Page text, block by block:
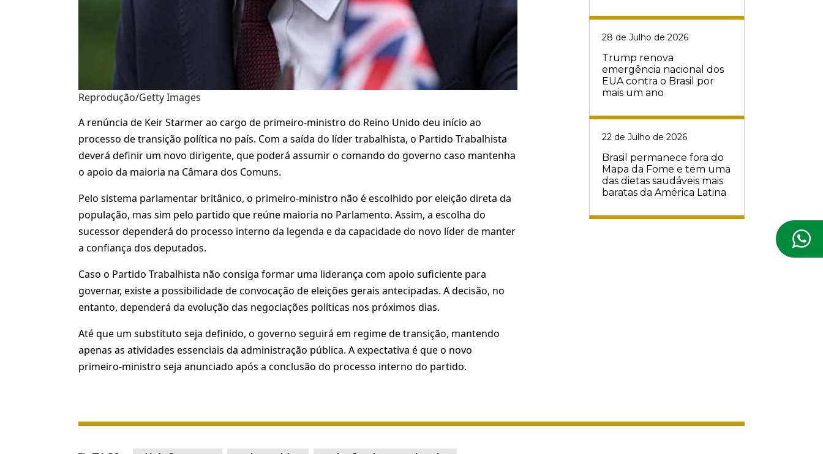
Reprodução/Getty Images
A renúncia de Keir Starmer ao cargo de primeiro-ministro do Reino Unido deu início ao
processo de transição política no país. Com a saída do líder trabalhista, o Partido Trabalhista
deverá definir um novo dirigente, que poderá assumir o comando do governo caso mantenha
o apoio da maioria na Câmara dos Comuns.
Pelo sistema parlamentar britânico, o primeiro-ministro não é escolhido por eleição direta da
população, mas sim pelo partido que reúne maioria no Parlamento. Assim, a escolha do
sucessor dependerá do processo interno da legenda e da capacidade do novo líder de manter
a confiança dos deputados.
Caso o Partido Trabalhista não consiga formar uma liderança com apoio suficiente para
governar, existe a possibilidade de convocação de eleições gerais antecipadas. A decisão, no
entanto, dependerá da evolução das negociações políticas nos próximos dias.
Até que um substituto seja definido, o governo seguirá em regime de transição, mantendo
apenas as atividades essenciais da administração pública. A expectativa é que o novo
primeiro-ministro seja anunciado após a conclusão do processo interno do partido.
28 de Julho de 2026
Trump renova
emergência nacional dos
EUA contra o Brasil por
mais um ano
22 de Julho de 2026
Brasil permanece fora do
Mapa da Fome e tem uma
das dietas saudáveis mais
baratas da América Latina